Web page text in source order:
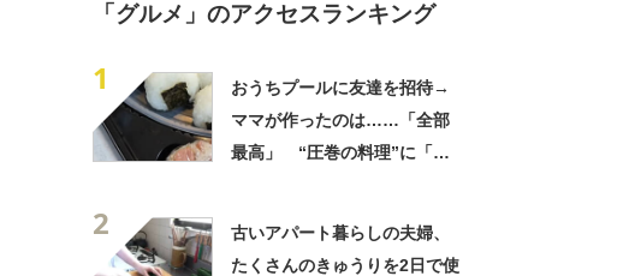
「グルメ」のアクセスランキング
1
おうちプールに友達を招待→
ママが作ったのは……「全部
最高」 “圧巻の料理”に「う
2
古いアパート暮らしの夫婦、
たくさんのきゅうりを2日で使